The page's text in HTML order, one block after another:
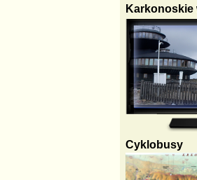
Karkonoskie
Cyklobusy